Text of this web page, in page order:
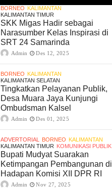
BORNEO KALIMANTAN
KALIMANTAN TIMUR
SKK Migas Hadir sebagai
Narasumber Kelas Inspirasi di
SRT 24 Samarinda
Admin Des 12, 2025
BORNEO KALIMANTAN
KALIMANTAN SELATAN
Tingkatkan Pelayanan Publik,
Desa Muara Jaya Kunjungi
Ombudsman Kalsel
Admin Des 01, 2025
ADVERTORIAL BORNEO KALIMANTAN
KALIMANTAN TIMUR KOMUNIKASI PUBLIK
Bupati Mudyat Suarakan
Ketimpangan Pembangunan di
Hadapan Komisi XII DPR RI
Admin Nov 27, 2025